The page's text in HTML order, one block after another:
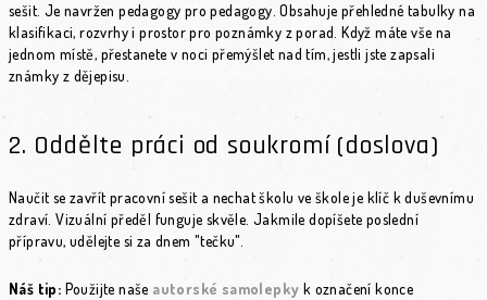
sešit. Je navržen pedagogy pro pedagogy. Obsahuje přehledné tabulky na
klasifikaci, rozvrhy i prostor pro poznámky z porad. Když máte vše na
jednom místě, přestanete v noci přemýšlet nad tím, jestli jste zapsali
známky z dějepisu.
2. Oddělte práci od soukromí (doslova)
Naučit se zavřít pracovní sešit a nechat školu ve škole je klíč k duševnímu
zdraví. Vizuální předěl funguje skvěle. Jakmile dopíšete poslední
přípravu, udělejte si za dnem "tečku".
Náš tip: Použijte naše autorské samolepky k označení konce